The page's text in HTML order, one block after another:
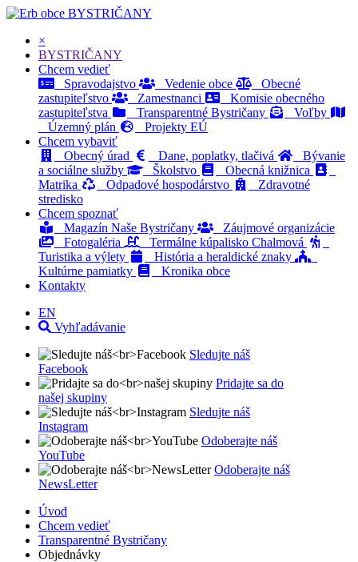
BYSTRIČANY
×
BYSTRIČANY
Chcem vedieť
Spravodajstvo
Vedenie obce
Obecné
zastupiteľstvo
Zamestnanci
Komisie obecného
zastupiteľstva
Transparentné Bystričany
Voľby
Územný plán
Projekty EÚ
Chcem vybaviť
Obecný úrad
Dane, poplatky, tlačivá
Bývanie
a sociálne služby
Školstvo
Obecná knižnica
Matrika
Odpadové hospodárstvo
Zdravotné
stredisko
Chcem spoznať
Magazín Naše Bystričany
Záujmové organizácie
Fotogaléria
Termálne kúpalisko Chalmová
Turistika a výlety
História a heraldické znaky
Kultúrne pamiatky
Kronika obce
Kontakty
EN
Vyhľadávanie
Sledujte náš
Facebook
Pridajte sa do
našej skupiny
Sledujte náš
Instagram
Odoberajte náš
YouTube
Odoberajte náš
NewsLetter
Úvod
Chcem vedieť
Transparentné Bystričany
Objednávky